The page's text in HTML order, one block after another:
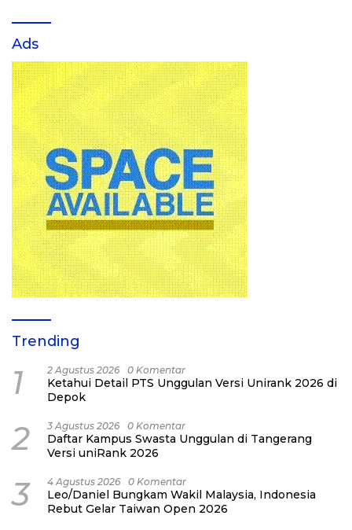
Ads
Trending
1 2 Agustus 2026 0 Komentar
Ketahui Detail PTS Unggulan Versi Unirank 2026 di
Depok
2 3 Agustus 2026 0 Komentar
Daftar Kampus Swasta Unggulan di Tangerang
Versi uniRank 2026
3 4 Agustus 2026 0 Komentar
Leo/Daniel Bungkam Wakil Malaysia, Indonesia
Rebut Gelar Taiwan Open 2026